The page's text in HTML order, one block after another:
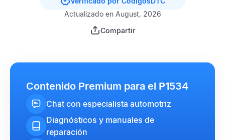
Actualizado en August, 2026
Compartir
Contenido Premium para el P1534
Chat con especialista automotriz
Diagnósticos y manuales de
reparación